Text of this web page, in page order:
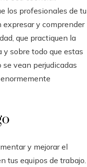
los profesionales de tu
expresar y comprender
que practiquen la
y sobre todo que estas
vean perjudicadas
y mejorar el
tus equipos de trabajo.